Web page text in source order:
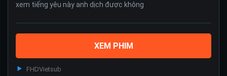
xem tiếng yêu này anh dịch được không
XEM PHIM
FHDVietsub